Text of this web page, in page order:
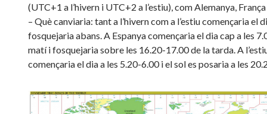
(UTC+1 a l’hivern i UTC+2 a l’estiu), com Alemanya,
– Què canviaria: tant a l’hivern com a l’estiu començaria el
fosquejaria abans. A Espanya començaria el dia cap a les
matí i fosquejaria sobre les 16.20-17.00 de la tarda. A
començaria el dia a les 5.20-6.00 i el sol es posaria a les